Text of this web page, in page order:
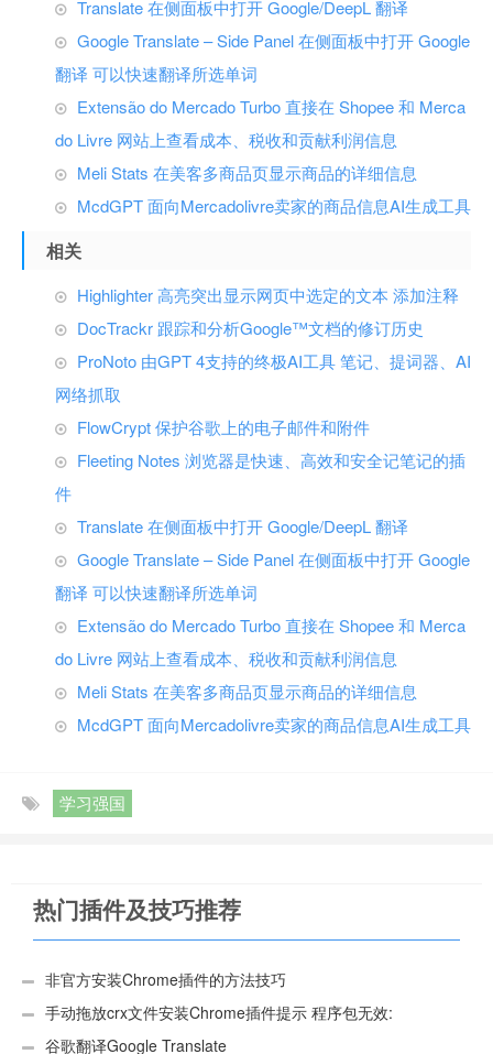
Translate 在侧面板中打开 Google/DeepL 翻译
Google Translate – Side Panel 在侧面板中打开 Google
翻译 可以快速翻译所选单词
Extensão do Mercado Turbo 直接在 Shopee 和 Merca
do Livre 网站上查看成本、税收和贡献利润信息
Meli Stats 在美客多商品页显示商品的详细信息
McdGPT 面向Mercadolivre卖家的商品信息AI生成工具
相关
Highlighter 高亮突出显示网页中选定的文本 添加注释
DocTrackr 跟踪和分析Google™文档的修订历史
ProNoto 由GPT 4支持的终极AI工具 笔记、提词器、AI
网络抓取
FlowCrypt 保护谷歌上的电子邮件和附件
Fleeting Notes 浏览器是快速、高效和安全记笔记的插
件
Translate 在侧面板中打开 Google/DeepL 翻译
Google Translate – Side Panel 在侧面板中打开 Google
翻译 可以快速翻译所选单词
Extensão do Mercado Turbo 直接在 Shopee 和 Merca
do Livre 网站上查看成本、税收和贡献利润信息
Meli Stats 在美客多商品页显示商品的详细信息
McdGPT 面向Mercadolivre卖家的商品信息AI生成工具
学习强国
热门插件及技巧推荐
非官方安装Chrome插件的方法技巧
手动拖放crx文件安装Chrome插件提示 程序包无效:
“CEX_HEADER_INVALID”的解决办法
谷歌翻译Google Translate